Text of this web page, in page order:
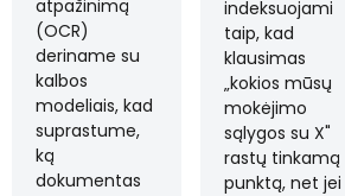
atpažinimą
(OCR)
deriname su
kalbos
modeliais, kad
suprastume,
ką
dokumentas
indeksuojami
taip, kad
klausimas
„kokios mūsų
mokėjimo
sąlygos su X"
rastų tinkamą
punktą, net jei